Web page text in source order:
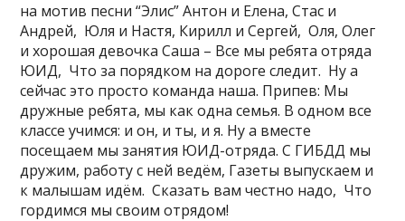
на мотив песни “Элис” Антон и Елена, Стас и
Андрей, Юля и Настя, Кирилл и Сергей, Оля, Олег
и хорошая девочка Саша – Все мы ребята отряда
ЮИД, Что за порядком на дороге следит. Ну а
сейчас это просто команда наша. Припев: Мы
дружные ребята, мы как одна семья. В одном все
классе учимся: и он, и ты, и я. Ну а вместе
посещаем мы занятия ЮИД-отряда. С ГИБДД мы
дружим, работу с ней ведём, Газеты выпускаем и
к малышам идём. Сказать вам честно надо, Что
гордимся мы своим отрядом!